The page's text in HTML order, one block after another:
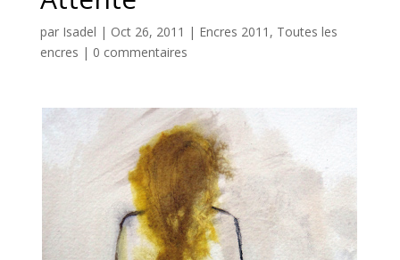
par Isadel | Oct 26, 2011 | Encres 2011 , Toutes les
encres | 0 commentaires